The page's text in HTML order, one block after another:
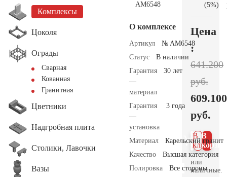
Комплексы
Цоколя
Ограды
Сварная
Кованная
Гранитная
Цветники
Надгробная плита
Столики, Лавочки
Вазы
О комплексе
Артикул
№ AM6548
Статус
В наличии
Гарантия
—
материал
30 лет
Гарантия
—
установка
3 года
Материал
Карельский гранит
Качество
Высшая категория
Полировка
Все стороны
(5%)
Цена
:
641.200
руб.
609.100
руб.
В
В 1
клик
или
наличные.